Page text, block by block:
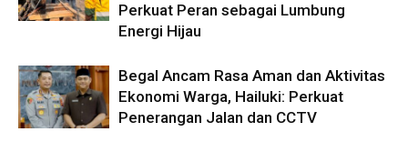
Perkuat Peran sebagai Lumbung
Energi Hijau
Begal Ancam Rasa Aman dan Aktivitas
Ekonomi Warga, Hailuki: Perkuat
Penerangan Jalan dan CCTV